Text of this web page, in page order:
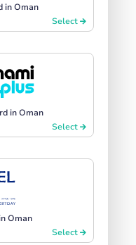
in Oman
Select
in Oman
Select
Oman
Select